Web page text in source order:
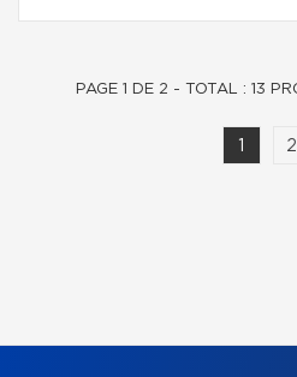
2
PAGE 1 DE 2 - TOTAL : 13